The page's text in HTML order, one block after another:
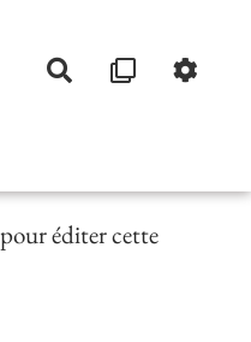
Rechercher
éditer cette